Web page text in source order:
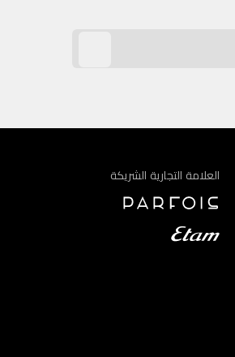
العلامة التجارية الشريكة